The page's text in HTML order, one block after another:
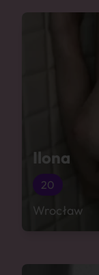
Ilona
20
Wrocław